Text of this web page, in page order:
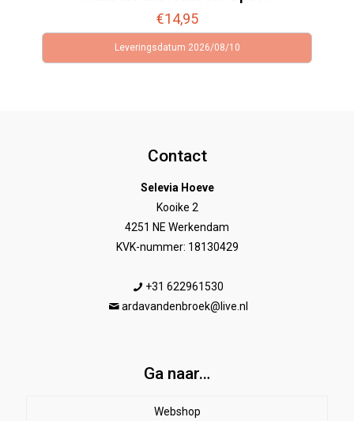
€14,95
Leveringsdatum 2026/08/10
Contact
Selevia Hoeve
Kooike 2
4251 NE Werkendam
KVK-nummer: 18130429
+31 622961530
ardavandenbroek@live.nl
Ga naar…
Webshop